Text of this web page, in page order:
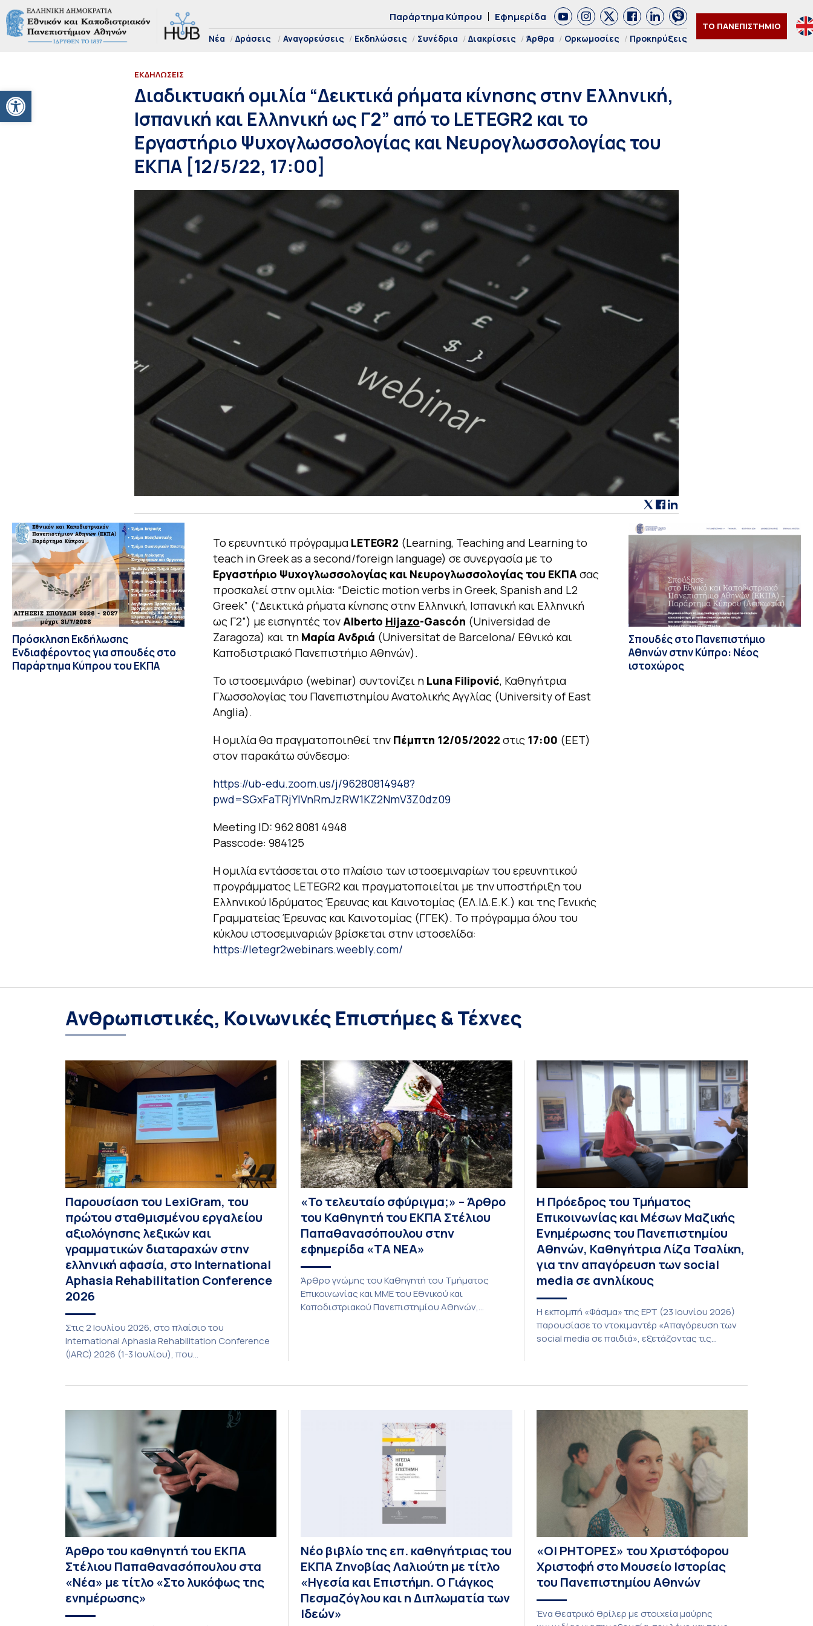
Ανοίξτε τη γραμμή εργαλείων
Παράρτημα Κύπρου Εφημερίδα
Νέα Δράσεις Αναγορεύσεις Εκδηλώσεις Συνέδρια Διακρίσεις Άρθρα Ορκωμοσίες Προκηρύξεις
ΤΟ ΠΑΝΕΠΙΣΤΗΜΙΟ
ΕΚΔΗΛΩΣΕΙΣ
Διαδικτυακή ομιλία “Δεικτικά ρήματα κίνησης στην Ελληνική,
Ισπανική και Ελληνική ως Γ2” από το LETEGR2 και το
Εργαστήριο Ψυχογλωσσολογίας και Νευρογλωσσολογίας του
ΕΚΠΑ [12/5/22, 17:00]
Πρόσκληση Εκδήλωσης
Ενδιαφέροντος για σπουδές στο
Παράρτημα Κύπρου του ΕΚΠΑ
Το ερευνητικό πρόγραμμα LETEGR2 (Learning, Teaching and Learning to
teach in Greek as a second/foreign language) σε συνεργασία με το
Εργαστήριο Ψυχογλωσσολογίας και Νευρογλωσσολογίας του ΕΚΠΑσας
προσκαλεί στην ομιλία: “Deictic motion verbs in Greek, Spanish and L2
Greek” (“Δεικτικά ρήματα κίνησης στην Ελληνική, Ισπανική και Ελληνική
ως Γ2”) με εισηγητές τονAlberto Hijazo-Gascón (Universidad de
Zaragoza) και τη Μαρία Ανδριά (Universitat de Barcelona/ Εθνικό και
Καποδιστριακό Πανεπιστήμιο Αθηνών).
To ιστοσεμινάριο (webinar) συντονίζει η Luna Filipović, Καθηγήτρια
Γλωσσολογίας του Πανεπιστημίου Ανατολικής Αγγλίας (University of East
Anglia).
H ομιλία θα πραγματοποιηθεί την Πέμπτη 12/05/2022 στις 17:00 (EET)
στον παρακάτω σύνδεσμο:
https://ub-edu.zoom.us/j/96280814948?
pwd=SGxFaTRjYlVnRmJzRW1KZ2NmV3Z0dz09
Meeting ID: 962 8081 4948
Passcode: 984125
Η ομιλία εντάσσεται στο πλαίσιο των ιστοσεμιναρίων του ερευνητικού
προγράμματος LETEGR2 και πραγματοποιείται με την υποστήριξη του
Ελληνικού Ιδρύματος Έρευνας και Καινοτομίας (ΕΛ.ΙΔ.Ε.Κ.) και της Γενικής
Γραμματείας Έρευνας και Καινοτομίας (ΓΓΕΚ). Το πρόγραμμα όλου του
κύκλου ιστοσεμιναριών βρίσκεται στην ιστοσελίδα:
https://letegr2webinars.weebly.com/
Σπουδές στο Πανεπιστήμιο
Αθηνών στην Κύπρο: Νέος
ιστοχώρος
Ανθρωπιστικές, Κοινωνικές Επιστήμες & Τέχνες
Παρουσίαση του LexiGram, του
πρώτου σταθμισμένου εργαλείου
αξιολόγησης λεξικών και
γραμματικών διαταραχών στην
ελληνική αφασία, στο International
Aphasia Rehabilitation Conference
2026
Στις 2 Ιουλίου 2026, στο πλαίσιο του
International Aphasia Rehabilitation Conference
(IARC) 2026 (1-3 Ιουλίου), που
Σπυριδούλα Βαρλοκώστα, παρουσίασε το
LexiGram, ένα καινοτόμο, σταθμισμένο εργαλείο
αξιολόγησης των λεξικών και γραμματικών
διαταραχών σε ελληνόφωνους ασθενείς με
αφασία. Η αφασία είναι επίκτητη γλωσσική […]
«Το τελευταίο σφύριγμα;» – Άρθρο
του Καθηγητή του ΕΚΠΑ Στέλιου
Παπαθανασόπουλου στην
εφημερίδα «ΤΑ ΝΕΑ»
Άρθρο γνώμης του Καθηγητή του Τμήματος
Επικοινωνίας και ΜΜΕ του Εθνικού και
Καποδιστριακού Πανεπιστημίου Αθηνών,
τηλεοπτικό γεγονός σε απευθείας σύνδεση»
Η Πρόεδρος του Τμήματος
Επικοινωνίας και Μέσων Μαζικής
Ενημέρωσης του Πανεπιστημίου
Αθηνών, Καθηγήτρια Λίζα Τσαλίκη,
για την απαγόρευση των social
media σε ανηλίκους
Η εκπομπή «Φάσμα» της ΕΡΤ (23 Ιουνίου 2026)
παρουσίασε το ντοκιμαντέρ «Απαγόρευση των
social media σε παιδιά», εξετάζοντας τις
περιορισμοί ή οι απαγορεύσεις χρήσης των
μέσων κοινωνικής […]
Άρθρο του καθηγητή του ΕΚΠΑ
Στέλιου Παπαθανασόπουλου στα
«Νέα» με τίτλο «Στο λυκόφως της
ενημέρωσης»
Νέο βιβλίο της επ. καθηγήτριας του
ΕΚΠΑ Ζηνοβίας Λαλιούτη με τίτλο
«Ηγεσία και Επιστήμη. Ο Γιάγκος
Πεσμαζόγλου και η Διπλωματία των
Ιδεών»
«ΟΙ ΡΗΤΟΡΕΣ» του Χριστόφορου
Χριστοφή στο Μουσείο Ιστορίας
του Πανεπιστημίου Αθηνών
Ένα θεατρικό θρίλερ με στοιχεία μαύρης